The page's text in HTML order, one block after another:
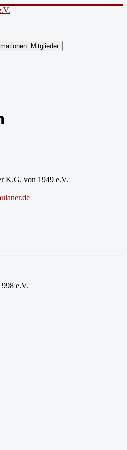
Mitglieder
K.G. von 1949 e.V.
e.V.